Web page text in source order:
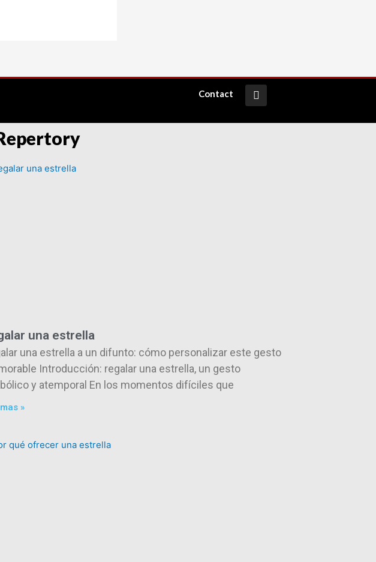
Contact
una estrella
una estrella a un difunto: cómo personalizar este gesto
Introducción: regalar una estrella, un gesto
y atemporal En los momentos difíciles que
»